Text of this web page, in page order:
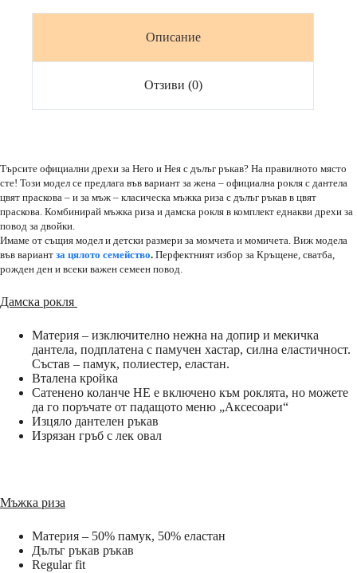
Описание
Отзиви (0)
Търсите официални дрехи за Него и Нея с дълъг ръкав? На правилното място
сте! Този модел се предлага във вариант за жена – официална рокля с дантела
цвят праскова – и за мъж – класическа мъжка риза с дълъг ръкав в цвят
праскова. Комбинирай мъжка риза и дамска рокля в комплект еднакви дрехи за
повод за двойки.
Имаме от същия модел и детски размери за момчета и момичета. Виж модела
във вариант за цялото семейство. Перфектният избор за Кръщене, сватба,
рожден ден и всеки важен семеен повод.
Дамска рокля
Материя – изключително нежна на допир и мекичка
дантела, подплатена с памучен хастар, силна еластичност.
Състав – памук, полиестер, еластан.
Вталена кройка
Сатенено коланче НЕ е включено към роклята, но можете
да го поръчате от падащото меню „Аксесоари“
Изцяло дантелен ръкав
Изрязан гръб с лек овал
Мъжка риза
Материя – 50% памук, 50% еластан
Дълъг ръкав ръкав
Regular fit